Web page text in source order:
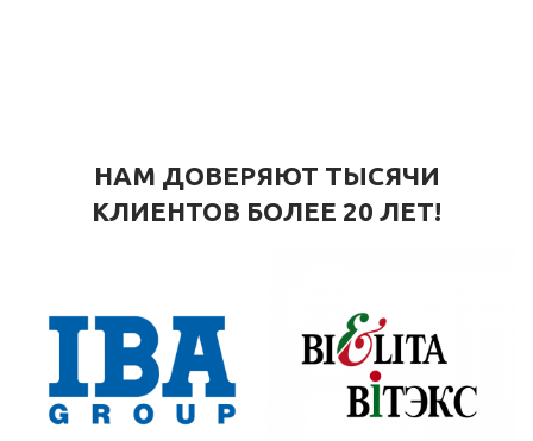
НАМ ДОВЕРЯЮТ ТЫСЯЧИ
КЛИЕНТОВ БОЛЕЕ 20 ЛЕТ!